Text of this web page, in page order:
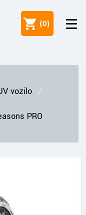
(0)
vozilo
PRO